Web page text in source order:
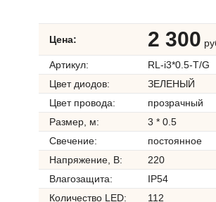
Цена: 2 300
Артикул:
RL-i3*0.5-T/G
Цвет диодов:
ЗЕЛЕНЫЙ
Цвет провода:
прозрачный
Размер, м:
3 * 0.5
Свечение:
постоянное
Напряжение, В:
220
Влагозащита:
IP54
Количество LED:
112